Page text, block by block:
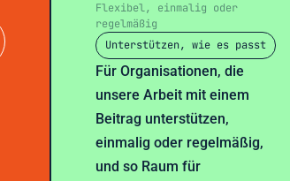
Flexibel, einmalig oder
regelmäßig
Unterstützen, wie es passt
Für Organisationen, die
unsere Arbeit mit einem
Beitrag unterstützen,
einmalig oder regelmäßig,
und so Raum für